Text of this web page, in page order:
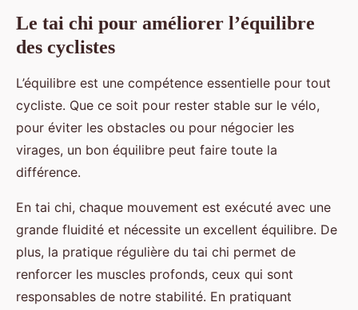
Le tai chi pour améliorer l’équilibre
des cyclistes
L’équilibre est une compétence essentielle pour tout
cycliste. Que ce soit pour rester stable sur le vélo,
pour éviter les obstacles ou pour négocier les
virages, un bon équilibre peut faire toute la
différence.
En tai chi, chaque mouvement est exécuté avec une
grande fluidité et nécessite un excellent équilibre. De
plus, la pratique régulière du tai chi permet de
renforcer les muscles profonds, ceux qui sont
responsables de notre stabilité. En pratiquant